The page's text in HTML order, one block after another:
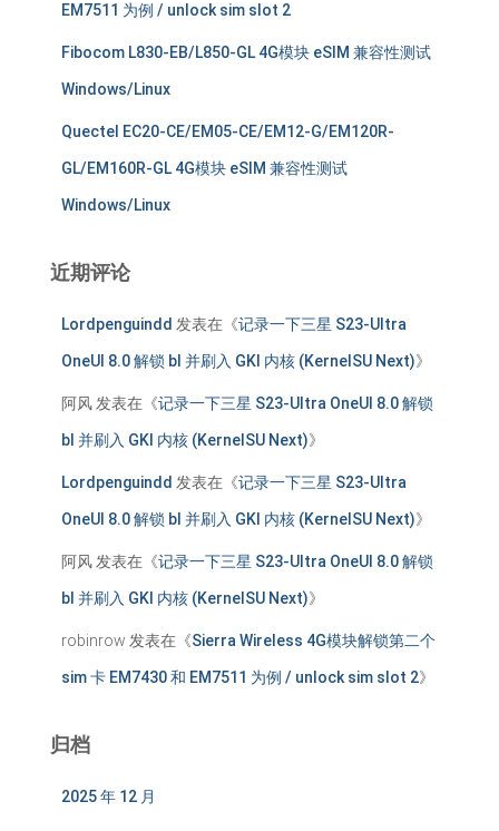
EM7511 为例 / unlock sim slot 2
Fibocom L830-EB/L850-GL 4G模块 eSIM 兼容性测试
Windows/Linux
Quectel EC20-CE/EM05-CE/EM12-G/EM120R-
GL/EM160R-GL 4G模块 eSIM 兼容性测试
Windows/Linux
近期评论
Lordpenguindd 发表在《记录一下三星 S23-Ultra
OneUI 8.0 解锁 bl 并刷入 GKI 内核 (KernelSU Next)》
阿风 发表在《记录一下三星 S23-Ultra OneUI 8.0 解锁
bl 并刷入 GKI 内核 (KernelSU Next)》
Lordpenguindd 发表在《记录一下三星 S23-Ultra
OneUI 8.0 解锁 bl 并刷入 GKI 内核 (KernelSU Next)》
阿风 发表在《记录一下三星 S23-Ultra OneUI 8.0 解锁
bl 并刷入 GKI 内核 (KernelSU Next)》
robinrow 发表在《Sierra Wireless 4G模块解锁第二个
sim 卡 EM7430 和 EM7511 为例 / unlock sim slot 2》
归档
2025 年 12 月